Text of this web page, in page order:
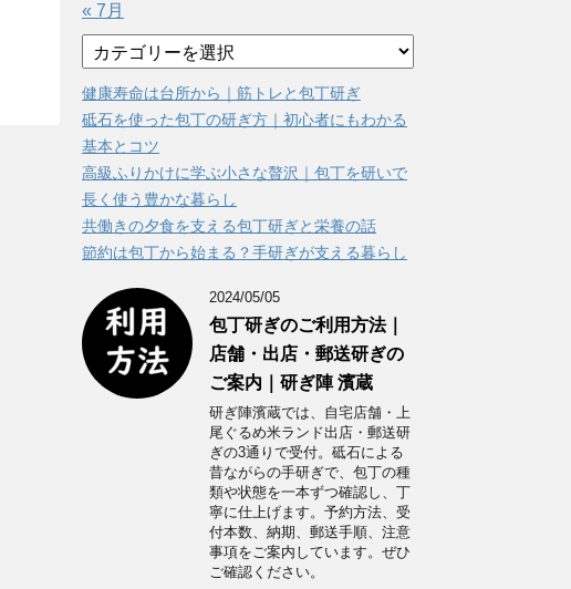
« 7月
テ
ゴ
リ
ー
健康寿命は台所から｜筋トレと包丁研ぎ
砥石を使った包丁の研ぎ方｜初心者にもわかる
基本とコツ
高級ふりかけに学ぶ小さな贅沢｜包丁を研いで
長く使う豊かな暮らし
共働きの夕食を支える包丁研ぎと栄養の話
節約は包丁から始まる？手研ぎが支える暮らし
2024/05/05
包丁研ぎのご利用方法｜
店舗・出店・郵送研ぎの
ご案内｜研ぎ陣 濱蔵
研ぎ陣濱蔵では、自宅店舗・上
尾ぐるめ米ランド出店・郵送研
ぎの3通りで受付。砥石による
昔ながらの手研ぎで、包丁の種
類や状態を一本ずつ確認し、丁
寧に仕上げます。予約方法、受
付本数、納期、郵送手順、注意
事項をご案内しています。ぜひ
ご確認ください。